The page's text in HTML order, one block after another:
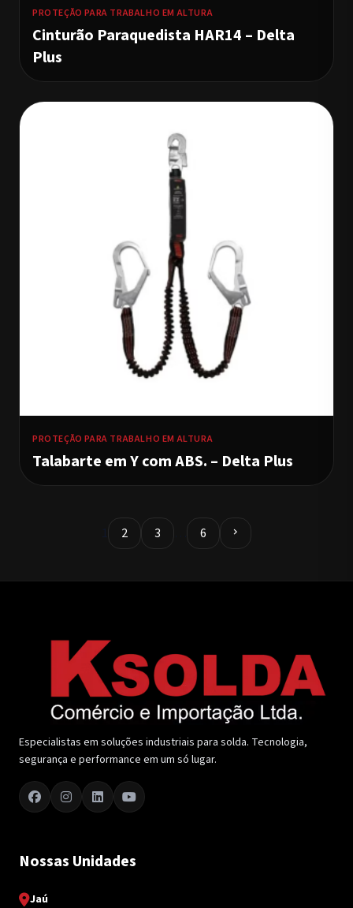
PROTEÇÃO PARA TRABALHO EM ALTURA
Cinturão Paraquedista HAR14 – Delta
Plus
PROTEÇÃO PARA TRABALHO EM ALTURA
Talabarte em Y com ABS. – Delta Plus
1 2 3 6 chevron_right
Especialistas em soluções industriais para solda. Tecnologia,
segurança e performance em um só lugar.
Nossas Unidades
Jaú